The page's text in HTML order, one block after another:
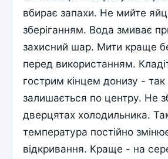
вбирає запахи. Не мийте
зберіганням. Вода змиває
захисний шар. Мити краще
перед використанням.
гострим кінцем донизу -
залишається по центру. Не
дверцятах холодильника.
температура постійно
відкривання. Краще - на